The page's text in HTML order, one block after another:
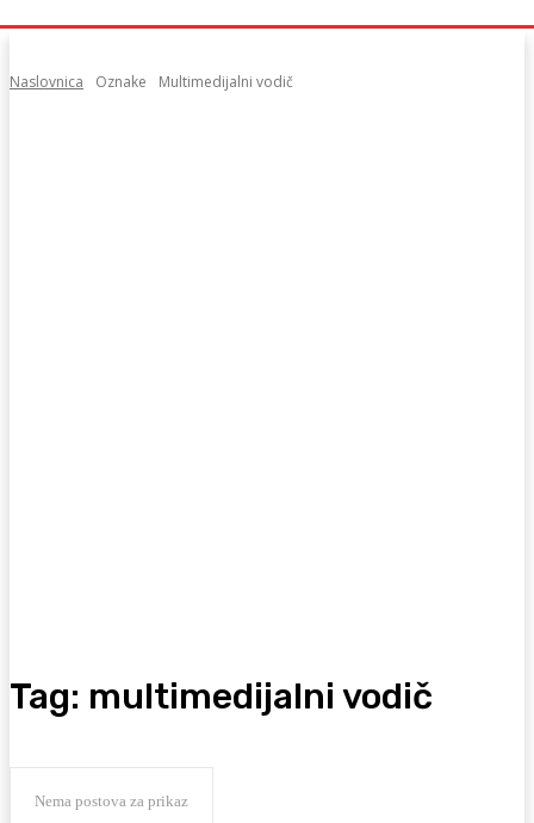
Naslovnica Oznake Multimedijalni vodič
Tag: multimedijalni vodič
Nema postova za prikaz